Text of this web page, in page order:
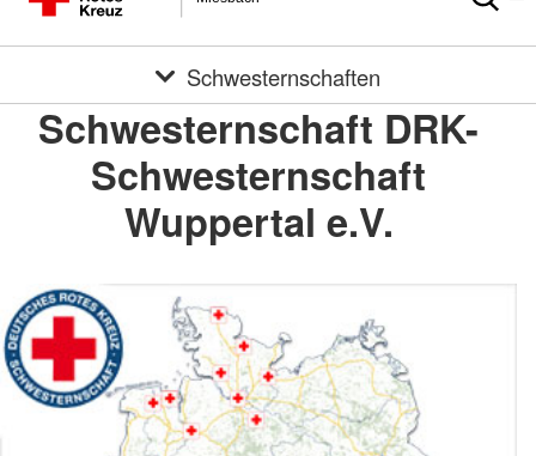
Schwesternschaften
Schwesternschaft DRK-
Schwesternschaft
Wuppertal e.V.